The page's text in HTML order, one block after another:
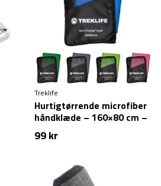
Treklife
Hurtigtørrende microfiber
håndklæde – 160×80 cm –
Treklife
99kr